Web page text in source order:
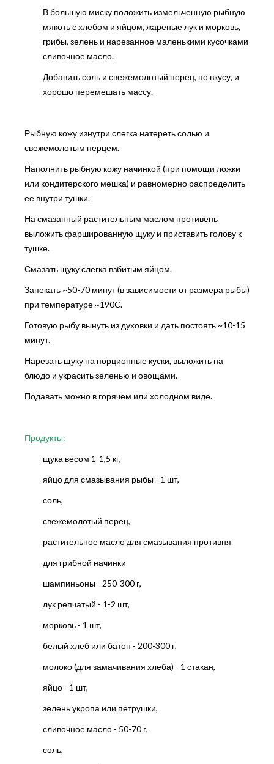
В большую миску положить измельченную рыбную
мякоть с хлебом и яйцом, жареные лук и морковь,
грибы, зелень и нарезанное маленькими кусочками
сливочное масло.
Добавить соль и свежемолотый перец, по вкусу, и
хорошо перемешать массу.
Рыбную кожу изнутри слегка натереть солью и
свежемолотым перцем.
Наполнить рыбную кожу начинкой (при помощи ложки
или кондитерского мешка) и равномерно распределить
ее внутри тушки.
На смазанный растительным маслом противень
выложить фаршированную щуку и приставить голову к
тушке.
Смазать щуку слегка взбитым яйцом.
Запекать ~50-70 минут (в зависимости от размера рыбы)
при температуре ~190C.
Готовую рыбу вынуть из духовки и дать постоять ~10-15
минут.
Нарезать щуку на порционные куски, выложить на
блюдо и украсить зеленью и овощами.
Подавать можно в горячем или холодном виде.
Продукты:
щука весом 1-1,5 кг,
яйцо для смазывания рыбы - 1 шт,
соль,
свежемолотый перец,
растительное масло для смазывания противня
для грибной начинки
шампиньоны - 250-300 г,
лук репчатый - 1-2 шт,
морковь - 1 шт,
белый хлеб или батон - 200-300 г,
молоко (для замачивания хлеба) - 1 стакан,
яйцо - 1 шт,
зелень укропа или петрушки,
сливочное масло - 50-70 г,
соль,